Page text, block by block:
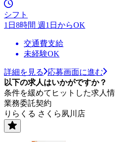
シフト
1日8時間 週1日からOK
交通費支給
未経験OK
詳細を見る
応募画面に進む
以下の求人はいかがですか？
条件を緩めてヒットした求人
業務委託契約
りらくる さくら夙川店